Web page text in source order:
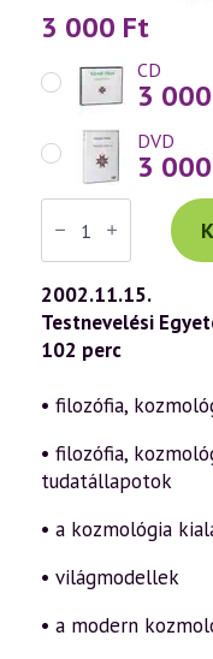
3 000 Ft
CD
3 000
DVD
3 000
Váradi
Tibor
előadás
(270)
—
Filozófia,
Kozmológia,
Vallás
2.
–
Kozmológia
mennyiség
2002.11.15.
Testnevelési
102 perc
• filozófia,
• filozófia,
tudatállapotok
• a kozmológia
• világmodellek
• a modern